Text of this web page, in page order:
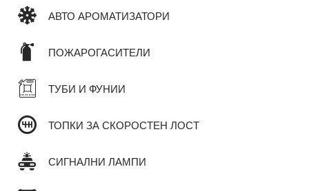
АВТО АРОМАТИЗАТОРИ
ПОЖАРОГАСИТЕЛИ
ТУБИ И ФУНИИ
ТОПКИ ЗА СКОРОСТЕН ЛОСТ
СИГНАЛНИ ЛАМПИ